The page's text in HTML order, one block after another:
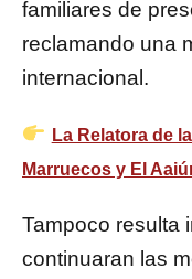
familiares de
reclamando una
internacional.
La Relatora de
Marruecos y El
Tampoco resulta
continuaran las